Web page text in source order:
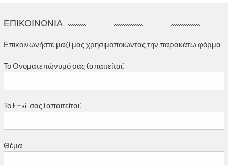
ΕΠΙΚΟΙΝΩΝΊΑ
Επικοινωνήστε μαζί μας χρησιμοποιώντας την παρακάτω φόρμα
Το Ονοματεπώνυμό σας (απαιτείται)
Το Email σας (απαιτείται)
Θέμα